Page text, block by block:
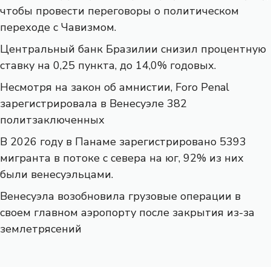
чтобы провести переговоры о политическом
переходе с Чавизмом.
Центральный банк Бразилии снизил процентную
ставку на 0,25 пункта, до 14,0% годовых.
Несмотря на закон об амнистии, Foro Penal
зарегистрировала в Венесуэле 382
политзаключенных
В 2026 году в Панаме зарегистрировано 5393
мигранта в потоке с севера на юг, 92% из них
были венесуэльцами.
Венесуэла возобновила грузовые операции в
своем главном аэропорту после закрытия из-за
землетрясений